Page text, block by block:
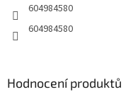
604984580
604984580
Hodnocení produktů